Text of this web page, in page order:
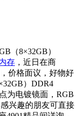
（8×32GB）
存 ，近日在商
价格面议，好物好
）DDR4
为电镀镜面，RGB
兴趣的朋友可直接